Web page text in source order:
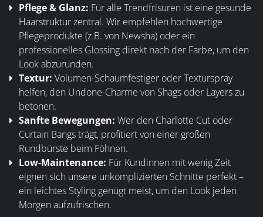
Pflege & Glanz: Für alle Trendfrisuren ist eine gesunde
Haarstruktur zentral. Wir empfehlen hochwertige
Pflegeprodukte (z.B. von Newsha) oder ein
professionelles Glossing direkt nach der Farbe, um den
Look abzurunden.
Textur: Volumen-Schaumfestiger oder Texturspray
helfen, den Undone-Charme von Shags oder Layers zu
betonen.
Sanfte Bewegungen: Wer den Charlotte Cut oder
Curtain Bangs trägt, profitiert von einer großen
Rundbürste beim Föhnen.
Low-Maintenance: Für Kundinnen mit wenig Zeit
eignen sich unsere unkomplizierten Schnitte perfekt –
ein leichtes Styling genügt meist, um den Look jeden
Morgen aufzufrischen.